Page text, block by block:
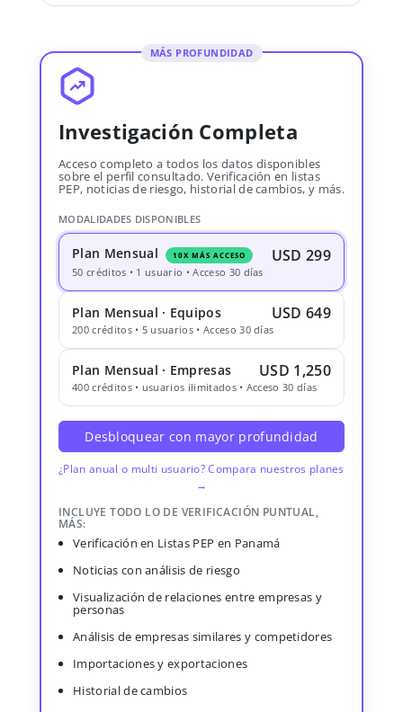
MÁS PROFUNDIDAD
Investigación Completa
Acceso completo a todos los datos disponibles
sobre el perfil consultado. Verificación en listas
PEP, noticias de riesgo, historial de cambios, y más.
MODALIDADES DISPONIBLES
Plan Mensual 10X MÁS ACCESO USD 299
50 créditos • 1 usuario • Acceso 30 días
Plan Mensual · Equipos USD 649
200 créditos • 5 usuarios • Acceso 30 días
Plan Mensual · Empresas USD 1,250
400 créditos • usuarios ilimitados • Acceso 30 días
Desbloquear con mayor profundidad
¿Plan anual o multi usuario? Compara nuestros planes
→
INCLUYE TODO LO DE VERIFICACIÓN PUNTUAL,
MÁS:
Verificación en Listas PEP en Panamá
Noticias con análisis de riesgo
Visualización de relaciones entre empresas y
personas
Análisis de empresas similares y competidores
Importaciones y exportaciones
Historial de cambios